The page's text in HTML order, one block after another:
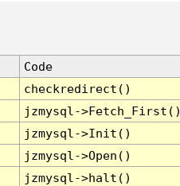
Code
checkredirect()
jzmysql-
jzmysql->Init()
jzmysql->Open()
jzmysql->halt()